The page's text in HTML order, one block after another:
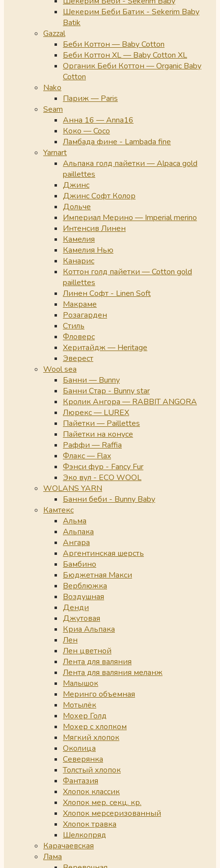
Шекерим Беби Батик - Sekerim Baby
Batik
Gazzal
Беби Коттон — Baby Cotton
Беби Коттон XL — Baby Cotton XL
Органик Беби Коттон — Organic Baby
Cotton
Nako
Париж — Paris
Seam
Анна 16 — Anna16
Коко — Coco
Ламбада фине - Lambada fine
Yarnart
Альпака голд пайетки — Alpaca gold
paillettes
Джинс
Джинс Софт Колор
Дольче
Империал Мерино — Imperial merino
Интенсив Линен
Камелия
Камелия Нью
Канарис
Коттон голд пайетки — Cotton gold
paillettes
Линен Софт - Linen Soft
Макраме
Розагарден
Стиль
Фловерс
Херитайдж — Heritage
Эверест
Wool sea
Банни — Bunny
Банни Стар - Bunny star
Кролик Ангора — RABBIT ANGORA
Люрекс — LUREX
Пайетки — Paillettes
Пайетки на конусе
Раффи — Raffia
Флакс — Flax
Фэнси фур - Fancy Fur
Эко вул - ECO WOOL
WOLANS YARN
Банни беби - Bunny Baby
Камтекс
Альма
Альпака
Ангара
Аргентинская шерсть
Бамбино
Бюджетная Макси
Верблюжка
Воздушная
Денди
Джутовая
Криа Альпака
Лен
Лен цветной
Лента для валяния
Лента для валяния меланж
Малышок
Меринго объемная
Мотылёк
Мохер Голд
Мохер с хлопком
Мягкий хлопок
Околица
Северянка
Толстый хлопок
Фантазия
Хлопок классик
Хлопок мер. секц. кр.
Хлопок мерсеризованный
Хлопок травка
Шелкопряд
Карачаевская
Лама